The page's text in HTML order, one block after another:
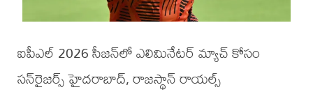
ఐపీఎల్ 2026 సీజన్‌లో ఎలిమినేటర్ మ్యాచ్ కోసం
సన్‌రైజర్స్ హైదరాబాద్, రాజస్థాన్ రాయల్స్